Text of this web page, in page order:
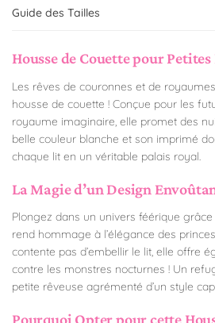
Guide des Tailles
Housse de Couette pour Petites
Les rêves de couronnes et de
housse de couette ! Conçue pour les
royaume imaginaire, elle promet des
belle couleur blanche et son imprimé
chaque lit en un véritable palais royal.
La Magie d’un Design
Plongez dans un univers féérique grâce
rend hommage à l’élégance des
contente pas d’embellir le lit, elle offre
contre les monstres nocturnes ! Un
petite rêveuse agrémenté d’un style
Pourquoi Opter pour cette